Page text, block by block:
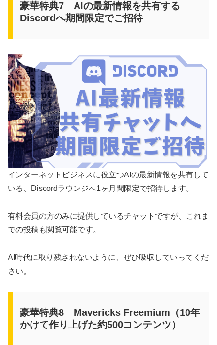
豪華特典7 AIの最新情報を共有する
Discordへ期間限定でご招待
インターネットビジネスに役立つAIの最新情報を共有して
いる、Discordラウンジへ1ヶ月間限定で招待します。
有料会員の方のみに提供しているチャットですが、これま
での投稿も閲覧可能です。
AI時代に取り残されないように、ぜひ吸収していってくだ
さい。
豪華特典8 Mavericks Freemium（10年
かけて作り上げた約500コンテンツ）